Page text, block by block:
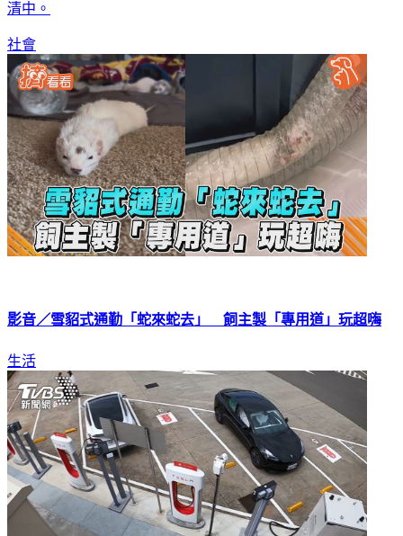
清中。
社會
影音／雪貂式通勤「蛇來蛇去」 飼主製「專用道」玩超嗨
生活